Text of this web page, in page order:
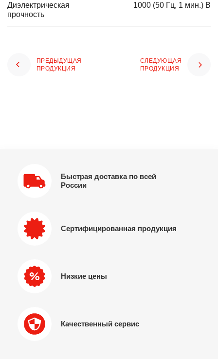
Диэлектрическая
прочность
1000 (50 Гц, 1 мин.) В
ПРЕДЫДУЩАЯ
ПРОДУКЦИЯ
СЛЕДУЮЩАЯ
ПРОДУКЦИЯ
Быстрая доставка по всей
России
Сертифицированная продукция
Низкие цены
Качественный сервис